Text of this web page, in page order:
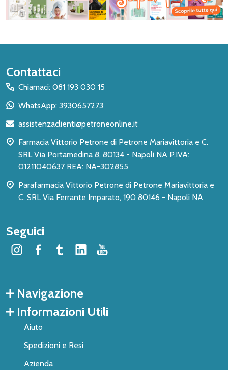
Inizio
del
piè
pagina
Contattaci
Chiamaci: 081 193 030 15
WhatsApp: 3930657273
assistenzaclienti@petroneonline.it
Farmacia Vittorio Petrone di Petrone Mariavittoria e C.
SRL Via Portamedina 8, 80134 - Napoli NA P.IVA:
01211040637 REA: NA-302855
Parafarmacia Vittorio Petrone di Petrone Mariavittoria e
C. SRL Via Ferrante Imparato, 190 80146 - Napoli NA
Seguici
Navigazione
Informazioni Utili
Aiuto
Spedizioni e Resi
Azienda